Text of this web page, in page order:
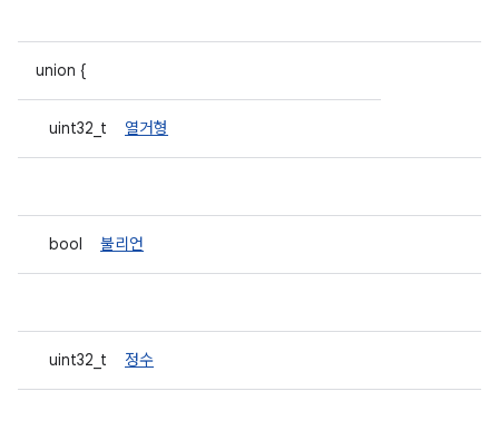
union {
uint32_t 열거형
bool 불리언
uint32_t 정수